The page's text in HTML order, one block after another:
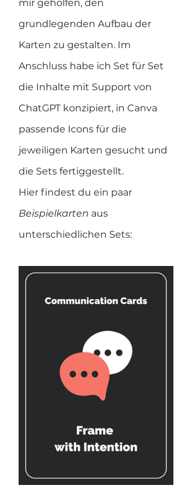
mir geholfen, den
grundlegenden Aufbau der
Karten zu gestalten. Im
Anschluss habe ich Set für Set
die Inhalte mit Support von
ChatGPT konzipiert, in Canva
passende Icons für die
jeweiligen Karten gesucht und
die Sets fertiggestellt.
Hier findest du ein paar
Beispielkarten aus
unterschiedlichen Sets: